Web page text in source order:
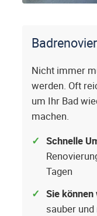
Nicht immer
werden. Oft
um Ihr Bad
machen.
Schnelle
Tagen
Sie können
sauber